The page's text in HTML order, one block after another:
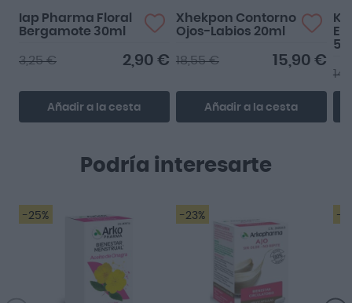
Iap Pharma Floral
Bergamote 30ml
2,90 €
3,25 €
Añadir a la cesta
Xhekpon Contorno
Ojos-Labios 20ml
15,90 €
18,55 €
Añadir a la cesta
Podría interesarte
-25% -23% -